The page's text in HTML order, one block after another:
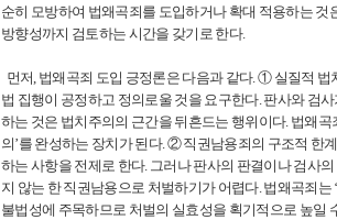
순히 모방하여 법왜곡죄를 도입하거나 확대 적용하는
방향성까지 검토하는 시간을 갖기로 한다.
먼저, 법왜곡죄 도입 긍정론은 다음과 같다. ① 실질적
법 집행이 공정하고 정의로울 것을 요구한다. 판사와 검
하는 것은 법치주의의 근간을 뒤흔드는 행위이다. 법왜
의’를 완성하는 장치가 된다. ② 직권남용죄의 구조적 한
하는 사항을 전제로 한다. 그러나 판사의 판결이나 검사
지 않는 한 직권남용으로 처벌하기가 어렵다. 법왜곡죄는
불법성에 주목하므로 처벌의 실효성을 획기적으로 높일